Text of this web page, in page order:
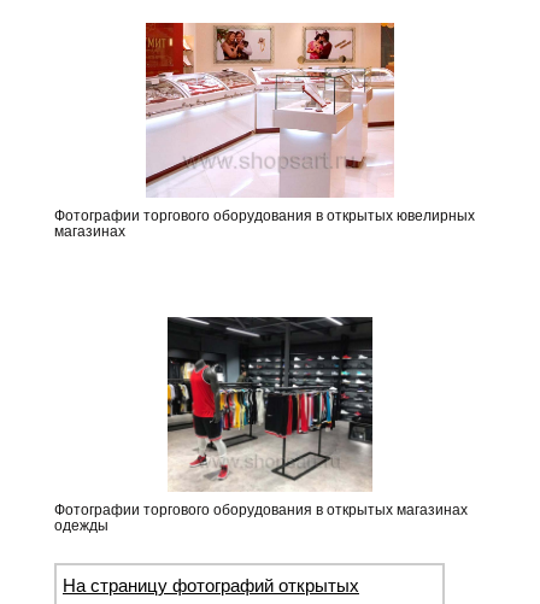
Фотографии торгового оборудования в открытых ювелирных
магазинах
Фотографии торгового оборудования в открытых магазинах
одежды
На страницу фотографий открытых